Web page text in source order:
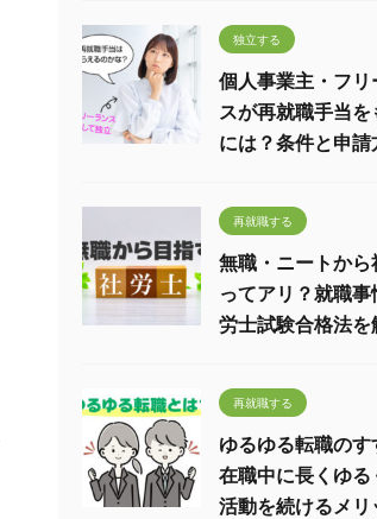
独立する
個人事業主・フリ
スが再就職手当を
には？条件と申請
再就職する
無職・ニートから
ってアリ？就職事
労士試験合格法を
再就職する
ゆるゆる転職のす
在職中に長くゆる
活動を続けるメリ